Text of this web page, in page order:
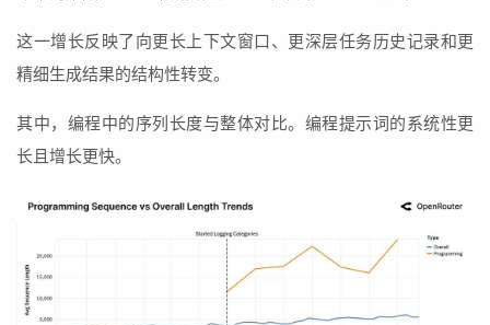
这一增长反映了向更长上下文窗口、更深层任务历史记录和更
精细生成结果的结构性转变。
其中，编程中的序列长度与整体对比。编程提示词的系统性更
长且增长更快。